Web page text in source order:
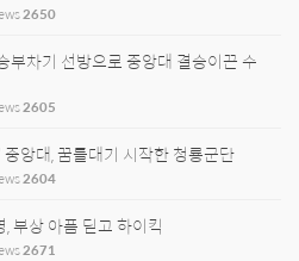
2650
부차기 선방으로 중앙대 결승이끈 수
2605
앙대, 꿈틀대기 시작한 청룡군단
2604
부상 아픔 딛고 하이킥
2671